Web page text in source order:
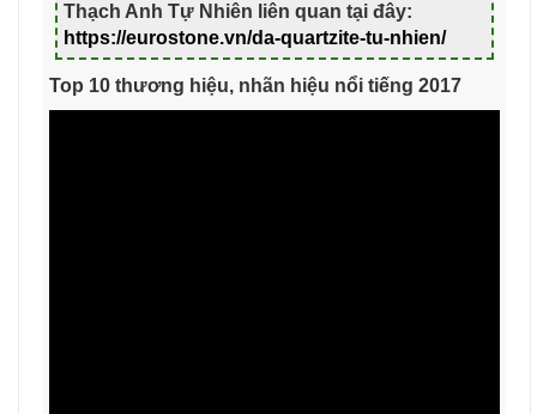
Thạch Anh Tự Nhiên liên quan tại đây:
https://eurostone.vn/da-quartzite-tu-nhien/
Top 10 thương hiệu, nhãn hiệu nổi tiếng 2017